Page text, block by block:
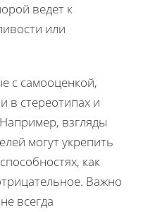
ведет к
или
с самооценкой,
в стереотипах и
взгляды
могут укрепить
как
Важно
всегда